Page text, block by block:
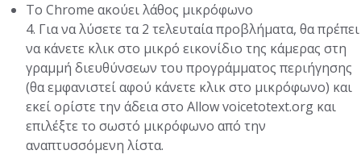
Το Chrome ακούει λάθος μικρόφωνο
4. Για να λύσετε τα 2 τελευταία προβλήματα, θα πρέπει
να κάνετε κλικ στο μικρό εικονίδιο της κάμερας στη
γραμμή διευθύνσεων του προγράμματος περιήγησης
(θα εμφανιστεί αφού κάνετε κλικ στο μικρόφωνο) και
εκεί ορίστε την άδεια στο Allow voicetotext.org και
επιλέξτε το σωστό μικρόφωνο από την
αναπτυσσόμενη λίστα.